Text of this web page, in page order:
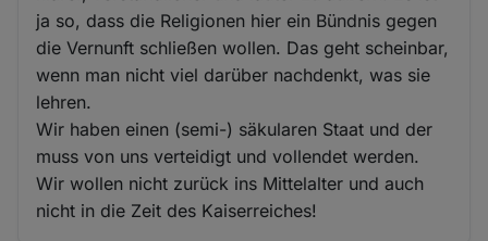
ja so, dass die Religionen hier ein Bündnis gegen
die Vernunft schließen wollen. Das geht scheinbar,
wenn man nicht viel darüber nachdenkt, was sie
lehren.
Wir haben einen (semi-) säkularen Staat und der
muss von uns verteidigt und vollendet werden.
Wir wollen nicht zurück ins Mittelalter und auch
nicht in die Zeit des Kaiserreiches!